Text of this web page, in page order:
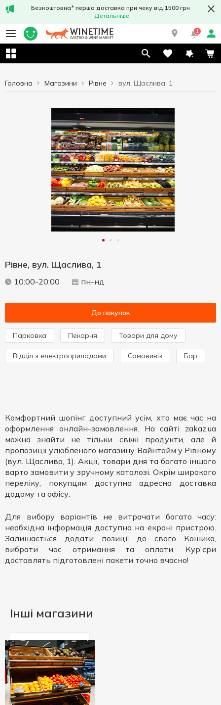
Безкоштовна* перша доставка при чеку від 1500 грн
Детальніше
1
Головна Магазини Рівне вул. Щаслива, 1
Рівне, вул. Щаслива, 1
10:00-20:00 пн-нд
До покупок
Парковка Пекарня Товари для дому
Відділ з електроприладами Самовивіз Бар
Комфортний шопінг доступний усім, хто має час на
оформлення онлайн-замовлення. На сайті zakaz.ua
можна знайти не тільки свіжі продукти, але й
пропозиції улюбленого магазину Вайнтайм у Рівному
(вул. Щаслива, 1). Акції, товари дня та багато іншого
варто замовити у зручному каталозі. Окрім широкого
переліку, покупцям доступна адресна доставка
додому та офісу.
Для вибору варіантів не витрачати багато часу:
необхідна інформація доступна на екрані пристрою.
Залишається додати позиції до свого Кошика,
вибрати час отримання та оплати. Кур'єри
доставлять підготовлені пакети точно вчасно!
Інші магазини